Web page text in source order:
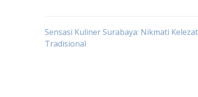
Post
Sensasi Kuliner Surabaya: Nikmati
Tradisional